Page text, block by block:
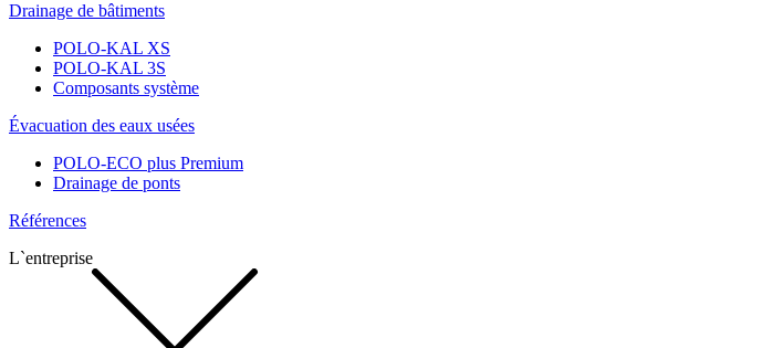
Drainage de bâtiments
POLO-KAL XS
POLO-KAL 3S
Composants système
Évacuation des eaux usées
POLO-ECO plus Premium
Drainage de ponts
Références
L`entreprise